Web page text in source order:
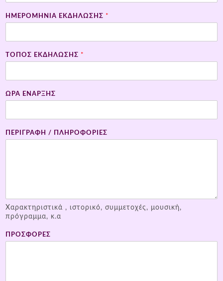
HMEΡΟΜΗΝΙΑ ΕΚΔΗΛΩΣΗΣ *
ΤΟΠΟΣ ΕΚΔΗΛΩΣΗΣ *
ΩΡΑ ΕΝΑΡΞΗΣ
ΠΕΡΙΓΡΑΦΗ / ΠΛΗΡΟΦΟΡΙΕΣ
Χαρακτηριστικά , ιστορικό, συμμετοχές, μουσική,
πρόγραμμα, κ.α
ΠΡΟΣΦΟΡΕΣ